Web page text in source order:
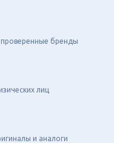
бренды
лиц
и аналоги